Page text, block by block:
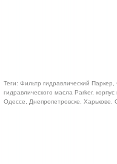
Теги: Фильтр гидравлический
гидравлического масла Parker,
Одессе, Днепропетровске,